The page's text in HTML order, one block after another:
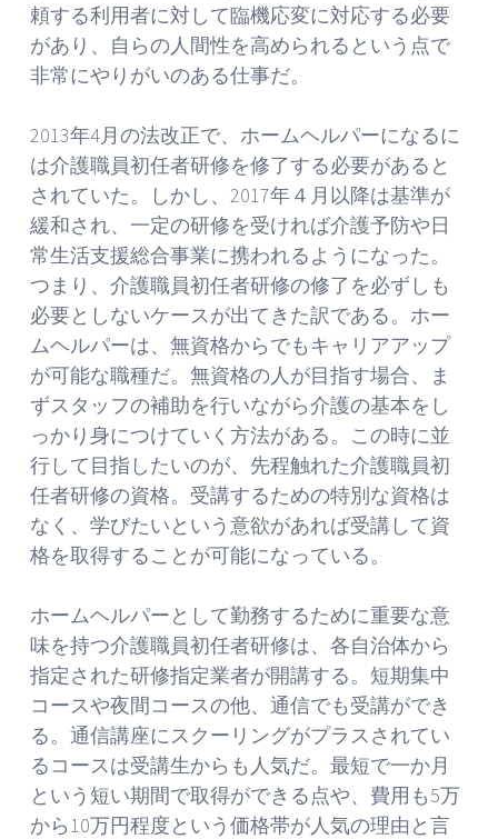
頼する利用者に対して臨機応変に対応する必要
があり、自らの人間性を高められるという点で
非常にやりがいのある仕事だ。
2013年4月の法改正で、ホームヘルパーになるに
は介護職員初任者研修を修了する必要があると
されていた。しかし、2017年４月以降は基準が
緩和され、一定の研修を受ければ介護予防や日
常生活支援総合事業に携われるようになった。
つまり、介護職員初任者研修の修了を必ずしも
必要としないケースが出てきた訳である。ホー
ムヘルパーは、無資格からでもキャリアアップ
が可能な職種だ。無資格の人が目指す場合、ま
ずスタッフの補助を行いながら介護の基本をし
っかり身につけていく方法がある。この時に並
行して目指したいのが、先程触れた介護職員初
任者研修の資格。受講するための特別な資格は
なく、学びたいという意欲があれば受講して資
格を取得することが可能になっている。
ホームヘルパーとして勤務するために重要な意
味を持つ介護職員初任者研修は、各自治体から
指定された研修指定業者が開講する。短期集中
コースや夜間コースの他、通信でも受講ができ
る。通信講座にスクーリングがプラスされてい
るコースは受講生からも人気だ。最短で一か月
という短い期間で取得ができる点や、費用も5万
から10万円程度という価格帯が人気の理由と言